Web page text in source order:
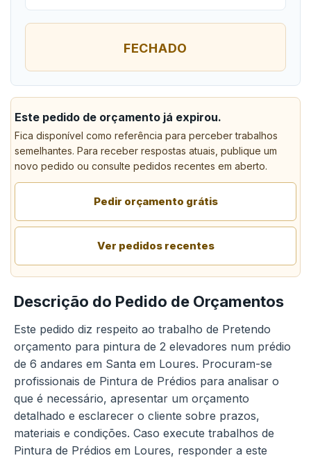
FECHADO
Este pedido de orçamento já expirou.
Fica disponível como referência para perceber trabalhos
semelhantes. Para receber respostas atuais, publique um
novo pedido ou consulte pedidos recentes em aberto.
Pedir orçamento grátis
Ver pedidos recentes
Descrição do Pedido de Orçamentos
Este pedido diz respeito ao trabalho de Pretendo
orçamento para pintura de 2 elevadores num prédio
de 6 andares em Santa em Loures. Procuram-se
profissionais de Pintura de Prédios para analisar o
que é necessário, apresentar um orçamento
detalhado e esclarecer o cliente sobre prazos,
materiais e condições. Caso execute trabalhos de
Pintura de Prédios em Loures, responder a este